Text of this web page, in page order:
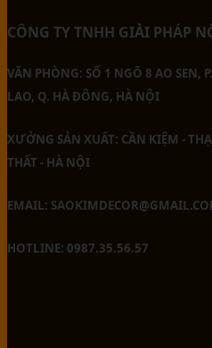
CÔNG TY TNHH GIẢI PHÁP
VĂN PHÒNG: SỐ 1 NGÕ 8 AO SEN,
LAO, Q. HÀ ĐÔNG, HÀ NỘI
XƯỞNG SẢN XUẤT: CẦN KIỆM -
THẤT - HÀ NỘI
EMAIL:
HOTLINE: 0987.35.56.57